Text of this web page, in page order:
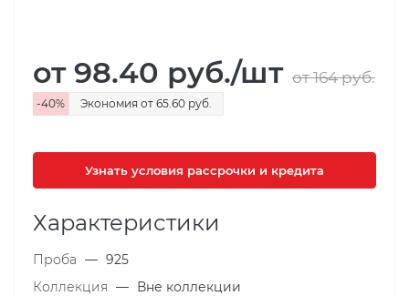
от 98.40 руб./шт от 164руб.
-40% Экономия от 65.60 руб.
Узнать условия рассрочки и кредита
Характеристики
Проба — 925
Коллекция — Вне коллекции